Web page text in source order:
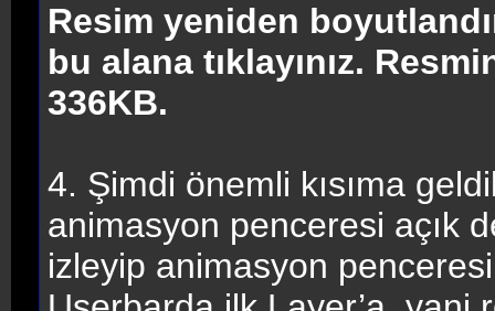
Resim yeniden
bu alana tıklayınız.
336KB.
4. Şimdi önemli kısıma
animasyon penceresi açık
izleyip animasyon